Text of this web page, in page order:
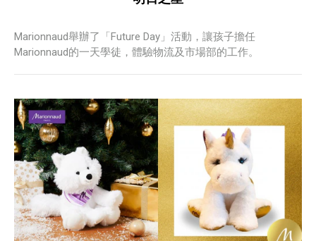
Marionnaud舉辦了「Future Day」活動，讓孩子擔任
Marionnaud的一天學徒，體驗物流及市場部的工作。